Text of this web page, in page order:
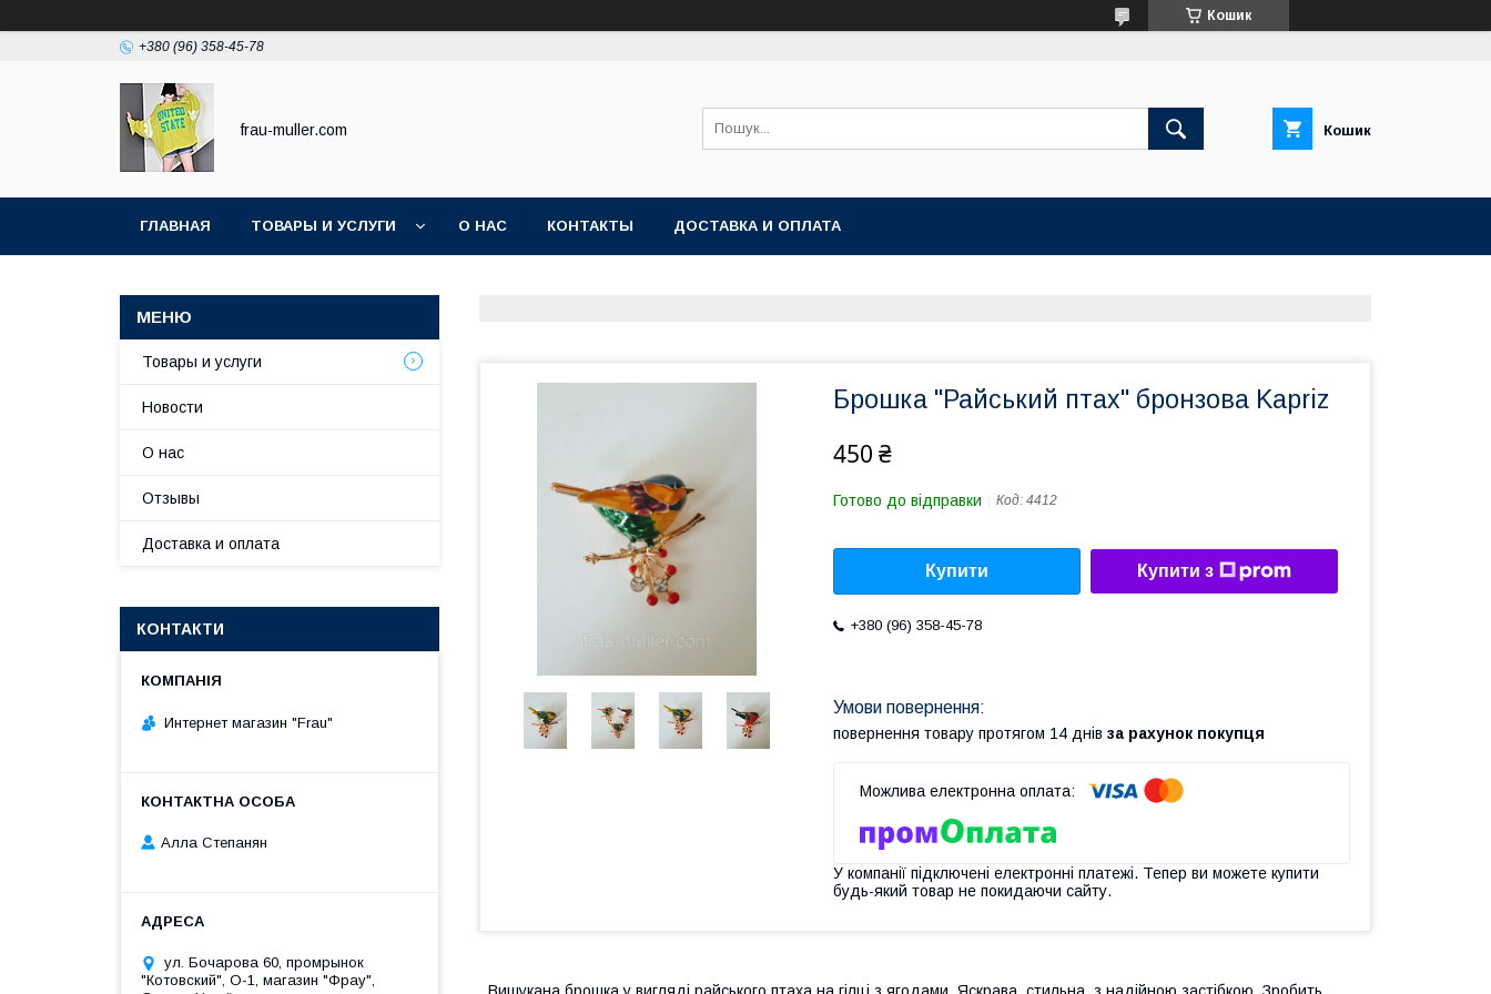
Кошик
+380 (96) 358-45-78
frau-muller.com Кошик
ГЛАВНАЯ ТОВАРЫ И УСЛУГИ О НАС КОНТАКТЫ ДОСТАВКА И ОПЛАТА
Брошка "Райський птах" бронзова Kapriz
450 ₴
Готово до відправки Код: 4412
Купити Купити з
+380 (96) 358-45-78
повернення товару протягом 14 днів за рахунок покупця
У компанії підключені електронні платежі. Тепер ви можете купити
будь-який товар не покидаючи сайту.
Вишукана брошка у вигляді райського птаха на гілці з ягодами. Яскрава, стильна, з надійною застібкою. Зробить
Товары и услуги
Новости
О нас
Отзывы
Доставка и оплата
КОНТАКТИ
Интернет магазин "Frau"
Алла Степанян
ул. Бочарова 60, промрынок
"Котовский", О-1, магазин "Фрау",